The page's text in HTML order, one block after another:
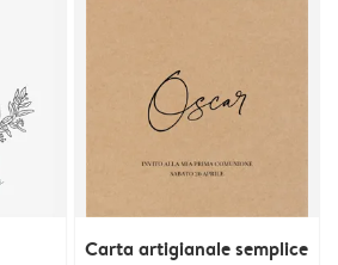
Carta artigianale semplice